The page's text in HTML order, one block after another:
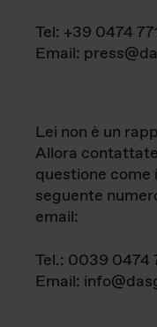
Tel: +39 0474
Email:
Lei non è un
Allora
questione
seguente
email:
Tel.: 0039 0474
Email: